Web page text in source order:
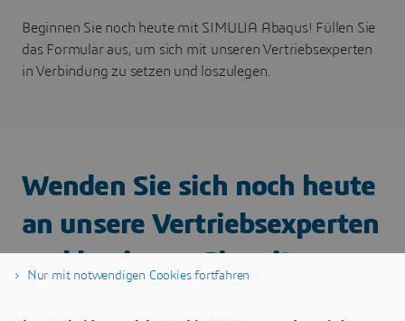
Beginnen Sie noch heute mit SIMULIA Abaqus! Füllen Sie
das Formular aus, um sich mit unseren Vertriebsexperten
in Verbindung zu setzen und loszulegen.
Wenden Sie sich noch heute
an unsere Vertriebsexperten
und beginnen Sie mit
Nur mit notwendigen Cookies fortfahren